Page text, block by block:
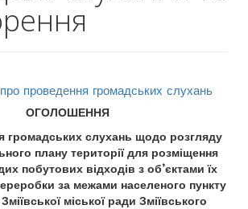
проведення громадських слухань
ОГОЛОШЕННЯ
громадських слухань щодо розгляду
плану території для розміщення
побутових відходів з об’єктами їх
за межами населеного пункту
міської ради Зміївського